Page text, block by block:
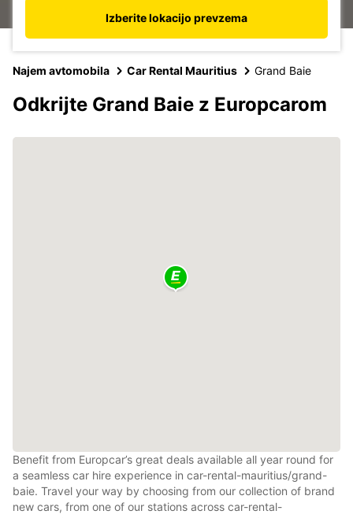
Izberite lokacijo prevzema
Najem avtomobila Car Rental Mauritius Grand Baie
Odkrijte Grand Baie z Europcarom
Benefit from Europcar’s great deals available all year round for
a seamless car hire experience in car-rental-mauritius/grand-
baie. Travel your way by choosing from our collection of brand
new cars, from one of our stations across car-rental-